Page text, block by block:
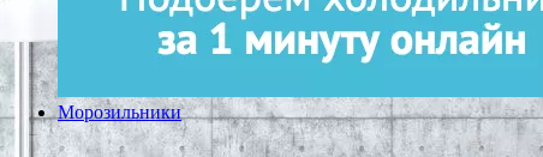
Морозильники